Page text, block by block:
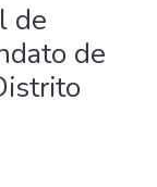
de
de